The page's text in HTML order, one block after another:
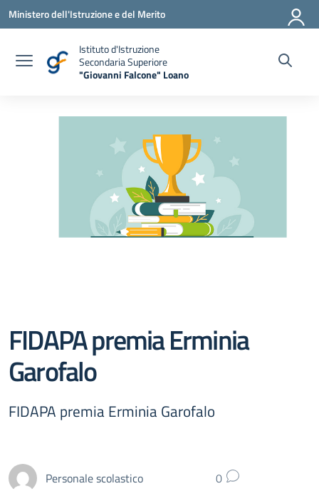
Vai ai contenuti
Vai al menu di navigazione
Vai al footer
Ministero dell'Istruzione e del Merito
Istituto d'Istruzione
Secondaria Superiore
"Giovanni Falcone" Loano
FIDAPA premia Erminia
Garofalo
FIDAPA premia Erminia Garofalo
Personale scolastico 0